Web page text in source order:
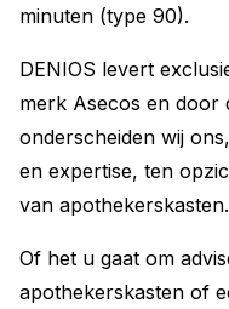
minuten (type 90).
DENIOS levert
merk Asecos en door
onderscheiden wij
en expertise, ten
van apothekerskasten.
Of het u gaat om
apothekerskasten of